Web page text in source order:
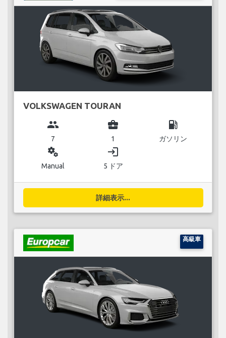
VOLKSWAGEN TOURAN
group
7
business_center
1
local_gas_station
ガソリン
miscellaneous_services
Manual
login
5 ドア
詳細表示...
高級車